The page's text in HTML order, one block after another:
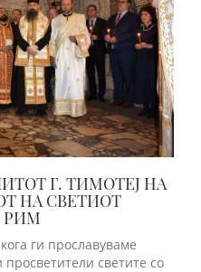
Г. ТИМОТЕЈ НА
НА СВЕТИОТ
РИМ
ги прославуваме
светите со